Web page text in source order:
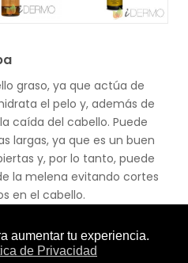
graso, ya que actúa de
el pelo y, además de
caída del cabello. Puede
largas, ya que es un buen
y, por lo tanto, puede
la melena evitando cortes
en el cabello.